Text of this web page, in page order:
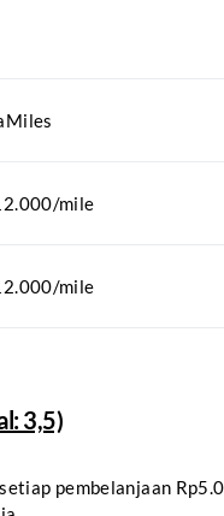
mile
mile
3,5)
pembelanjaan